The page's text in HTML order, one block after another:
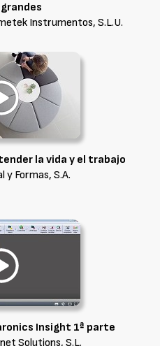
Instrumentos, S.L.U.
la vida y el trabajo
y Formas, S.A.
Insight 1ª parte
Solutions, S.L.